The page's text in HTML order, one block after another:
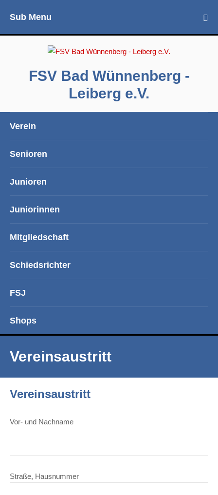
Sub Menu
FSV Bad Wünnenberg -
Leiberg e.V.
Verein
Senioren
Junioren
Juniorinnen
Mitgliedschaft
Schiedsrichter
FSJ
Shops
Vereinsaustritt
Vereinsaustritt
Vor- und Nachname
Straße, Hausnummer